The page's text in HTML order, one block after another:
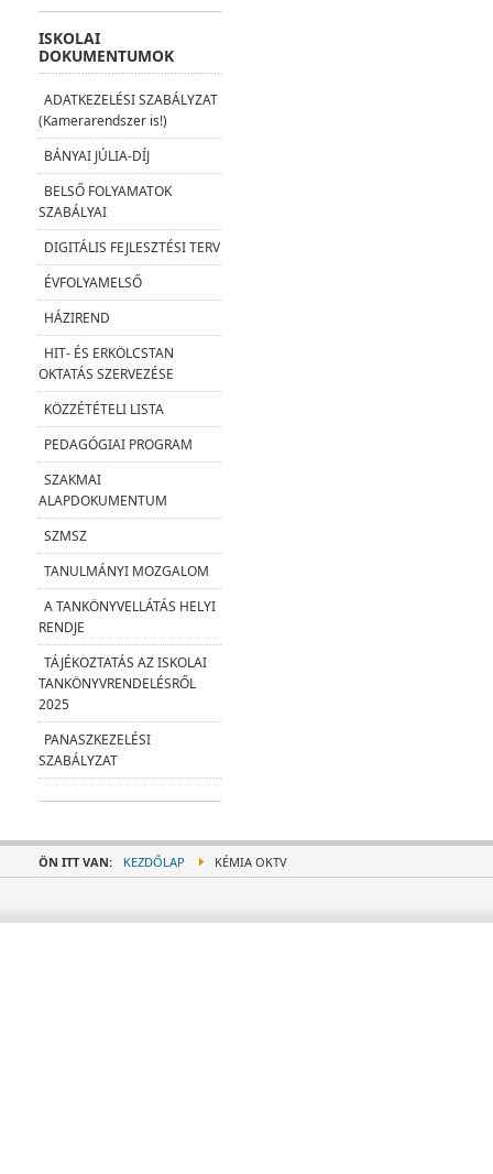
ISKOLAI
DOKUMENTUMOK
ADATKEZELÉSI SZABÁLYZAT
(Kamerarendszer is!)
BÁNYAI JÚLIA-DÍJ
BELSŐ FOLYAMATOK
SZABÁLYAI
DIGITÁLIS FEJLESZTÉSI TERV
ÉVFOLYAMELSŐ
HÁZIREND
HIT- ÉS ERKÖLCSTAN
OKTATÁS SZERVEZÉSE
KÖZZÉTÉTELI LISTA
PEDAGÓGIAI PROGRAM
SZAKMAI
ALAPDOKUMENTUM
SZMSZ
TANULMÁNYI MOZGALOM
A TANKÖNYVELLÁTÁS HELYI
RENDJE
TÁJÉKOZTATÁS AZ ISKOLAI
TANKÖNYVRENDELÉSRŐL
2025
PANASZKEZELÉSI
SZABÁLYZAT
ÖN ITT VAN: KEZDŐLAP KÉMIA OKTV